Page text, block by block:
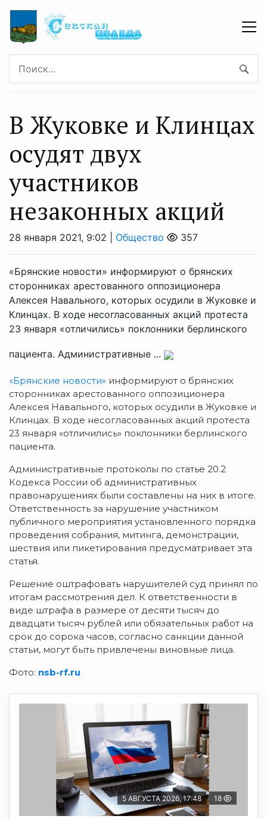
В Жуковке и Клинцах
осудят двух
участников
незаконных акций
28 января 2021, 9:02 | Общество 357
«Брянские новости» информируют о брянских
сторонниках арестованного оппозиционера
Алексея Навального, которых осудили в Жуковке и
Клинцах. В ходе несогласованных акций протеста
23 января «отличились» поклонники берлинского
пациента. Административные ...
«Брянские новости» информируют о брянских
сторонниках арестованного оппозиционера
Алексея Навального, которых осудили в Жуковке и
Клинцах. В ходе несогласованных акций протеста
23 января «отличились» поклонники берлинского
пациента.
Административные протоколы по статье 20.2
Кодекса России об административных
правонарушениях были составлены на них в итоге.
Ответственность за нарушение участником
публичного мероприятия установленного порядка
проведения собрания, митинга, демонстрации,
шествия или пикетирования предусматривает эта
статья.
Решение оштрафовать нарушителей суд принял по
итогам рассмотрения дел. К ответственности в
виде штрафа в размере от десяти тысяч до
двадцати тысяч рублей или обязательных работ на
срок до сорока часов, согласно санкции данной
статьи, могут быть привлечены виновные лица.
Фото: nsb-rf.ru
5 АВГУСТА 2026, 17:48 18